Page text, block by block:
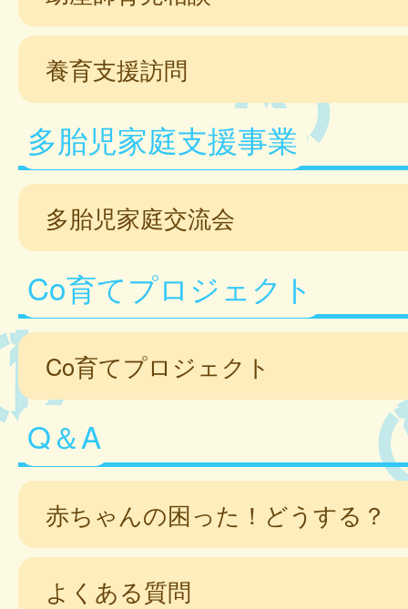
養育支援訪問
多胎児家庭支援事業
多胎児家庭交流会
Co育てプロジェクト
Co育てプロジェクト
Q＆A
赤ちゃんの困った！どうする？
よくある質問